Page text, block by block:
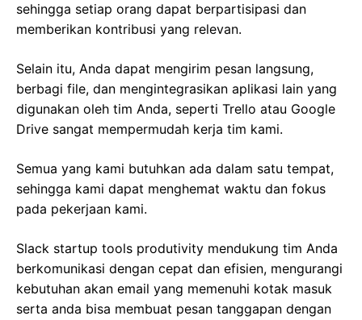
sehingga setiap orang dapat berpartisipasi dan
memberikan kontribusi yang relevan.
Selain itu, Anda dapat mengirim pesan langsung,
berbagi file, dan mengintegrasikan aplikasi lain yang
digunakan oleh tim Anda, seperti Trello atau Google
Drive sangat mempermudah kerja tim kami.
Semua yang kami butuhkan ada dalam satu tempat,
sehingga kami dapat menghemat waktu dan fokus
pada pekerjaan kami.
Slack startup tools produtivity mendukung tim Anda
berkomunikasi dengan cepat dan efisien, mengurangi
kebutuhan akan email yang memenuhi kotak masuk
serta anda bisa membuat pesan tanggapan dengan